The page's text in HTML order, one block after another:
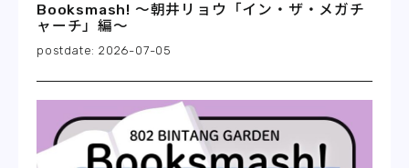
Booksmash! 〜朝井リョウ「イン・ザ・メガチ
ャーチ」編〜
2026-07-05